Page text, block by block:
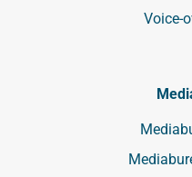
Voice-